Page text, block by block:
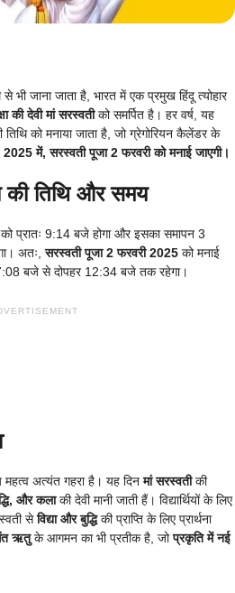
भी जाना जाता है, भारत में एक प्रमुख हिंदू त्योहार
की देवी मां सरस्वतीको समर्पित है। हर वर्ष, यह
को मनाया जाता है, जो ग्रेगोरियन कैलेंडर के
2025 में, सरस्वती पूजा 2 फरवरी को मनाई जाएगी।
की तिथि और समय
प्रातः 9:14 बजे होगा और इसका समापन 3
अतः,सरस्वती पूजा 2 फरवरी 2025 को मनाई
बजे से दोपहर 12:34 बजे तक रहेगा।
महत्व अत्यंत गहरा है। यह दिनमां सरस्वतीकी
और कलाकी देवी मानी जाती हैं। विद्यार्थियों के लिए
सेविद्या और बुद्धिकी प्राप्ति के लिए प्रार्थना
ऋतुके आगमन का भी प्रतीक है, जोप्रकृति में नई